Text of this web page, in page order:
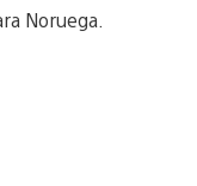
Noruega.